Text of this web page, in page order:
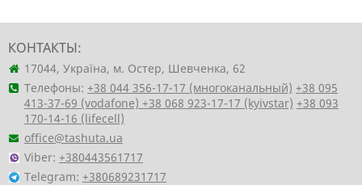
КОНТАКТЫ:
17044, Україна, м. Остер, Шевченка, 62
Телефоны: +38 044 356-17-17 (многоканальный) +38 095
413-37-69 (vodafone) +38 068 923-17-17 (kyivstar) +38 093
170-14-16 (lifecell)
office@tashuta.ua
Viber: +380443561717
Telegram: +380689231717